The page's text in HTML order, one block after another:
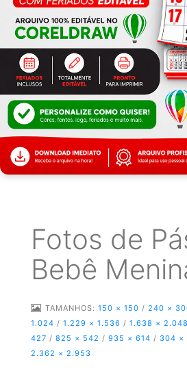
Fotos de
Bebê
TAMANHOS: 150 × 150 / 240 ×
1.024 / 1.229 × 1.536 / 1.638 × 2.048
427 / 825 × 542 / 935 × 614 / 304 ×
2.362 × 2.953